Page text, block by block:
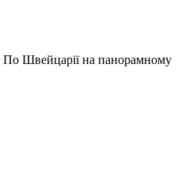
По Швейцарії на панорамному